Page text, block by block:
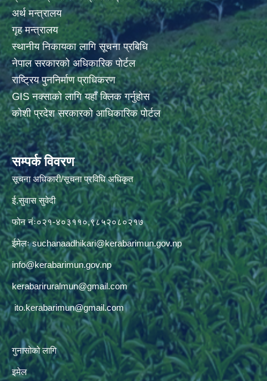
अर्थ मन्त्रालय
गृह मन्त्रालय
स्थानीय निकायका लागि सूचना प्रबिधि
नेपाल सरकारको अधिकारिक पोर्टल
राष्ट्रिय पुननिर्माण प्राधिकरण
GIS नक्साको लागि यहाँ क्लिक गर्नुहोस
कोशी प्रदेश सरकारको आधिकारिक पोर्टल
सम्पर्क विवरण
सूचना अधिकारी/सूचना प्रविधि अधिकृत
ई.सुवास सुवेदी
फोन नंः०२१-४०३११०,९८५२०८०२१७
ईमेलःsuchanaadhikari@kerabarimun.gov.np
info@kerabarimun.gov.np
kerabariruralmun@gmail.com
ito.kerabarimun@gmail.com
गुनासोको लागि
इमेल